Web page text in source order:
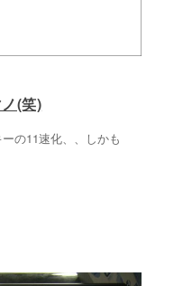
(笑)
の11速化、、しかも